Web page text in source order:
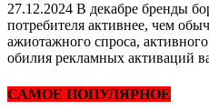
27.12.2024 В декабре бренды
потребителя активнее, чем
ажиотажного спроса,
обилия рекламных активаций
САМОЕ ПОПУЛЯРНОЕ